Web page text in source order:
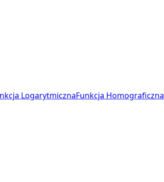
LogarytmicznaFunkcja Homograficzna